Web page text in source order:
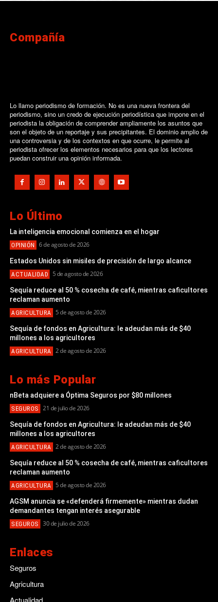
Compañía
Lo llamo periodismo de formación. No es una nueva frontera del
periodismo, sino un credo de ejecución periodística que impone en el
periodista la obligación de comprender ampliamente los asuntos que
son el objeto de un reportaje y sus precipitantes. El dominio amplio de
una controversia y de los contextos en que ocurre, le permite al
periodista ofrecer los elementos necesarios para que los lectores
puedan construir una opinión informada.
Lo Último
La inteligencia emocional comienza en el hogar
OPINIÓN 6 de agosto de 2026
Estados Unidos sin misiles de precisión de largo alcance
ACTUALIDAD 5 de agosto de 2026
Sequía reduce al 50 % cosecha de café, mientras caficultores
reclaman aumento
AGRICULTURA 5 de agosto de 2026
Sequía de fondos en Agricultura: le adeudan más de $40
millones a los agricultores
AGRICULTURA 2 de agosto de 2026
Lo más Popular
nBeta adquiere a Óptima Seguros por $80 millones
SEGUROS 21 de julio de 2026
Sequía de fondos en Agricultura: le adeudan más de $40
millones a los agricultores
AGRICULTURA 2 de agosto de 2026
Sequía reduce al 50 % cosecha de café, mientras caficultores
reclaman aumento
AGRICULTURA 5 de agosto de 2026
AGSM anuncia se «defenderá firmemente» mientras dudan
demandantes tengan interés asegurable
SEGUROS 30 de julio de 2026
Enlaces
Seguros
Agricultura
Actualidad